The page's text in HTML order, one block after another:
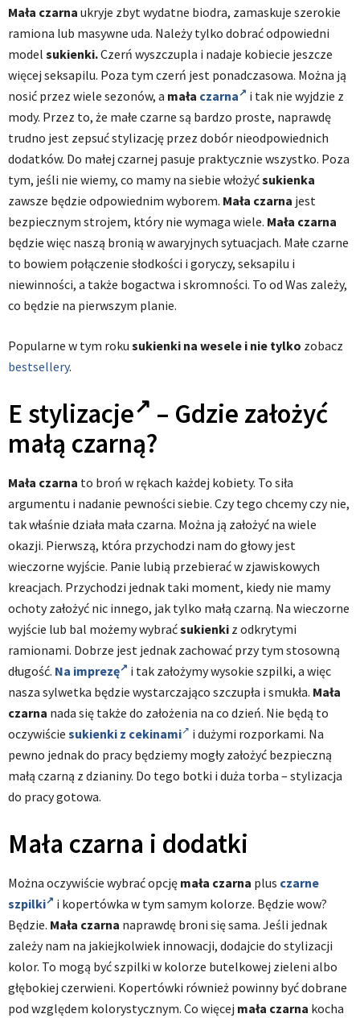
Mała czarna ukryje zbyt wydatne biodra, zamaskuje szerokie
ramiona lub masywne uda. Należy tylko dobrać odpowiedni
model sukienki.Czerń wyszczupla i nadaje kobiecie jeszcze
więcej seksapilu. Poza tym czerń jest ponadczasowa. Można ją
nosić przez wiele sezonów, a mała czarna
i tak nie wyjdzie z
mody. Przez to, że małe czarne są bardzo proste, naprawdę
trudno jest zepsuć stylizację przez dobór nieodpowiednich
dodatków. Do małej czarnej pasuje praktycznie wszystko. Poza
tym, jeśli nie wiemy, co mamy na siebie włożyćsukienka
zawsze będzie odpowiednim wyborem. Mała czarna jest
bezpiecznym strojem, który nie wymaga wiele. Mała czarna
będzie więc naszą bronią w awaryjnych sytuacjach. Małe czarne
to bowiem połączenie słodkości i goryczy, seksapilu i
niewinności, a także bogactwa i skromności. To od Was zależy,
co będzie na pierwszym planie.
Popularne w tym roku sukienki na wesele i nie tylko zobacz
bestsellery.
E stylizacje
– Gdzie założyć
małą czarną?
Mała czarna to broń w rękach każdej kobiety. To siła
argumentu i nadanie pewności siebie. Czy tego chcemy czy nie,
tak właśnie działa mała czarna. Można ją założyć na wiele
okazji. Pierwszą, która przychodzi nam do głowy jest
wieczorne wyjście. Panie lubią przebierać w zjawiskowych
kreacjach. Przychodzi jednak taki moment, kiedy nie mamy
ochoty założyć nic innego, jak tylko małą czarną. Na wieczorne
wyjście lub bal możemy wybraćsukienki z odkrytymi
ramionami. Dobrze jest jednak zachować przy tym stosowną
długość. Na imprezę
i tak założymy wysokie szpilki, a więc
nasza sylwetka będzie wystarczająco szczupła i smukła. Mała
czarna nada się także do założenia na co dzień. Nie będą to
oczywiście sukienki z cekinami
i dużymi rozporkami. Na
pewno jednak do pracy będziemy mogły założyć bezpieczną
małą czarną z dzianiny. Do tego botki i duża torba – stylizacja
do pracy gotowa.
Mała czarna i dodatki
Można oczywiście wybrać opcję mała czarna plus czarne
szpilki
i kopertówka w tym samym kolorze. Będzie wow?
Będzie. Mała czarna naprawdę broni się sama. Jeśli jednak
zależy nam na jakiejkolwiek innowacji, dodajcie do stylizacji
kolor. To mogą być szpilki w kolorze butelkowej zieleni albo
głębokiej czerwieni. Kopertówki również powinny być dobrane
pod względem kolorystycznym. Co więcej mała czarna kocha